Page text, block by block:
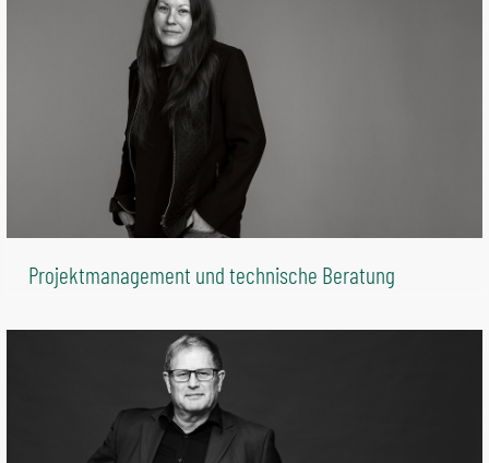
Projektmanagement und technische Beratung